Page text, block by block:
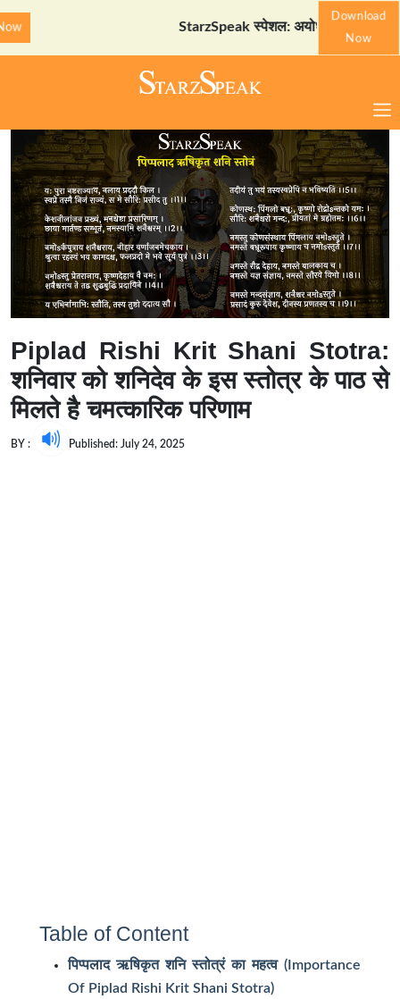
StarzSpeak स्पेशल: अयोध्या दर्शन गाइड
Download
Now
Piplad Rishi Krit Shani Stotra:
शनिवार को शनिदेव के इस स्तोत्र के पाठ से
मिलते है चमत्कारिक परिणाम
BY : Published: July 24, 2025
Table of Content
पिप्पलाद ऋषिकृत शनि स्तोत्रं का महत्व (Importance
Of Piplad Rishi Krit Shani Stotra)